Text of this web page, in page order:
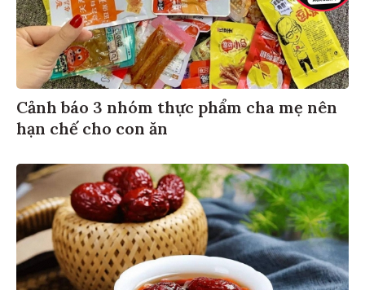
Cảnh báo 3 nhóm thực phẩm cha mẹ nên
hạn chế cho con ăn